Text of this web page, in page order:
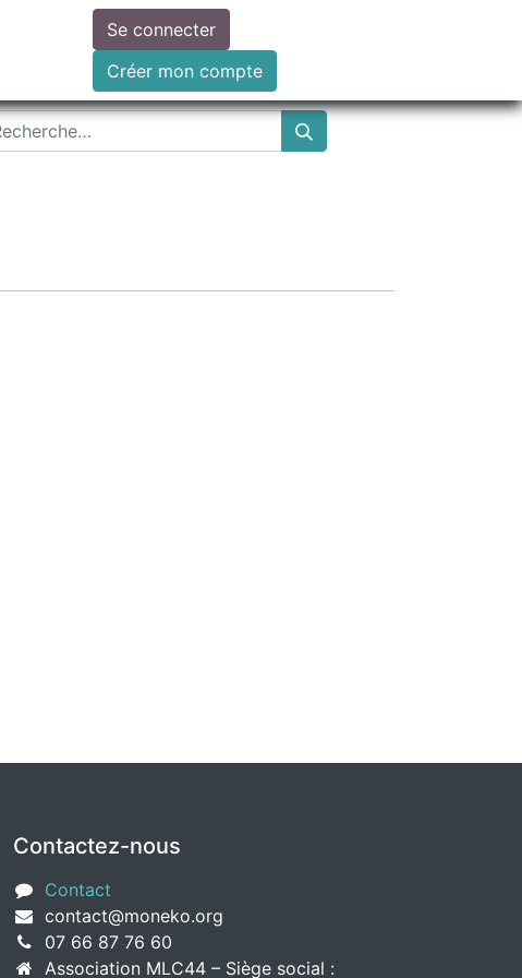
Faire un don
Se connecter
Créer mon compte
Contactez-nous
Contact
contact@moneko.org
07 66 87 76 60
Association MLC44 – Siège social :